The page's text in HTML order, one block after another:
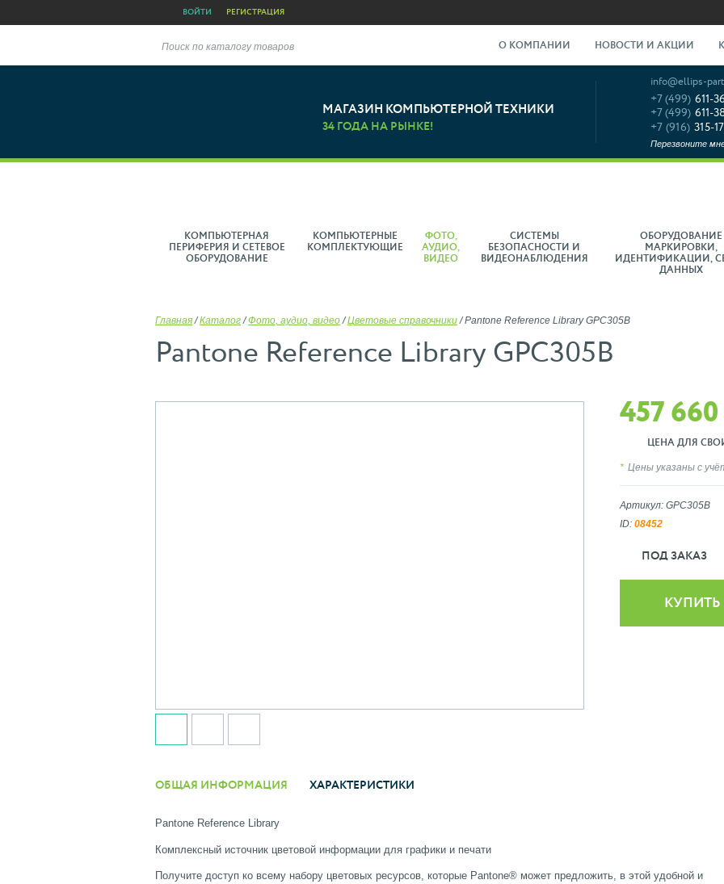
ВОЙТИ РЕГИСТРАЦИЯ
Поиск по каталогу товаров О КОМПАНИИ НОВОСТИ И АКЦИИ
МАГАЗИН КОМПЬЮТЕРНОЙ ТЕХНИКИ
34 ГОДА НА РЫНКЕ!
info@ellips-
+7 (499) 611-
+7 (499) 611-
+7 (916) 315-
Перезвоните
КОМПЬЮТЕРНАЯ
ПЕРИФЕРИЯ И СЕТЕВОЕ
ОБОРУДОВАНИЕ
КОМПЬЮТЕРНЫЕ
КОМПЛЕКТУЮЩИЕ
ФОТО,
АУДИО,
ВИДЕО
СИСТЕМЫ
БЕЗОПАСНОСТИ И
ВИДЕОНАБЛЮДЕНИЯ
ОБОРУДОВАНИЕ
МАРКИРОВКИ,
ИДЕНТИФИКАЦИИ,
ДАННЫХ
Главная /Каталог /Фото, аудио, видео /Цветовые справочники /Pantone Reference Library GPC305B
Pantone Reference Library GPC305B
457 660
ЦЕНА ДЛЯ
Цены указаны с
Артикул: GPC305B
ID: 08452
ПОД ЗАКАЗ
КУПИТЬ
ОБЩАЯ ИНФОРМАЦИЯ ХАРАКТЕРИСТИКИ
Pantone Reference Library
Комплексный источник цветовой информации для графики и печати
Получите доступ ко всему набору цветовых ресурсов, которые Pantone® может предложить, в этой удобной и